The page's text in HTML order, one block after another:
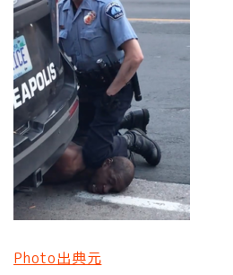
Photo出典元